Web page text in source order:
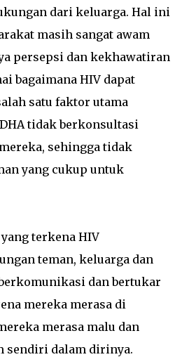
dari keluarga. Hal ini
masih sangat awam
persepsi dan kekhawatiran
bagaimana HIV dapat
satu faktor utama
tidak berkonsultasi
sehingga tidak
yang cukup untuk
terkena HIV
teman, keluarga dan
dan bertukar
mereka merasa di
merasa malu dan
sendiri dalam dirinya.